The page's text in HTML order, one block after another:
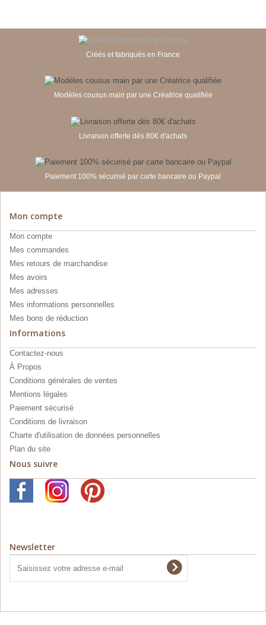
Créés et fabriqués en France
Modèles cousus main par une Créatrice qualifiée
Livraison offerte dès 80€ d'achats
Paiement 100% sécurisé par carte bancaire ou Paypal
Mon compte
Mon compte
Mes commandes
Mes retours de marchandise
Mes avoirs
Mes adresses
Mes informations personnelles
Mes bons de réduction
Informations
Contactez-nous
À Propos
Conditions générales de ventes
Mentions légales
Paiement sécurisé
Conditions de livraison
Charte d'utilisation de données personnelles
Plan du site
Nous suivre
Newsletter